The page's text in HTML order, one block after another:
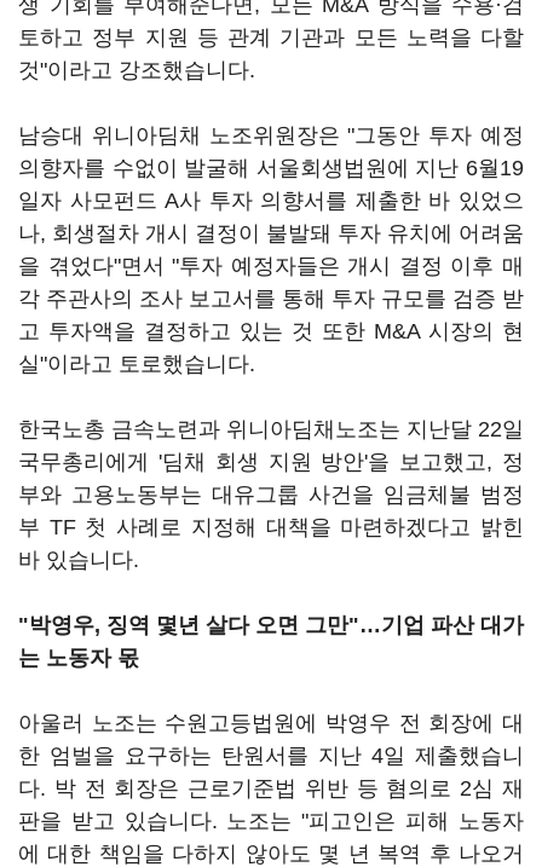
생 기회를 부여해준다면, 모든 M&A 방식을 수용·검
토하고 정부 지원 등 관계 기관과 모든 노력을 다할
것"이라고 강조했습니다.
남승대 위니아딤채 노조위원장은 "그동안 투자 예정
의향자를 수없이 발굴해 서울회생법원에 지난 6월19
일자 사모펀드 A사 투자 의향서를 제출한 바 있었으
나, 회생절차 개시 결정이 불발돼 투자 유치에 어려움
을 겪었다"면서 "투자 예정자들은 개시 결정 이후 매
각 주관사의 조사 보고서를 통해 투자 규모를 검증 받
고 투자액을 결정하고 있는 것 또한 M&A 시장의 현
실"이라고 토로했습니다.
한국노총 금속노련과 위니아딤채노조는 지난달 22일
국무총리에게 '딤채 회생 지원 방안'을 보고했고, 정
부와 고용노동부는 대유그룹 사건을 임금체불 범정
부 TF 첫 사례로 지정해 대책을 마련하겠다고 밝힌
바 있습니다.
"박영우, 징역 몇년 살다 오면 그만"…기업 파산 대가
는 노동자 몫
아울러 노조는 수원고등법원에 박영우 전 회장에 대
한 엄벌을 요구하는 탄원서를 지난 4일 제출했습니
다. 박 전 회장은 근로기준법 위반 등 혐의로 2심 재
판을 받고 있습니다. 노조는 "피고인은 피해 노동자
에 대한 책임을 다하지 않아도 몇 년 복역 후 나오거